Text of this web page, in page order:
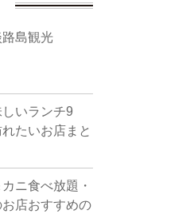
路島観光
いランチ9
たいお店まと
ニ食べ放題・
店おすすめの